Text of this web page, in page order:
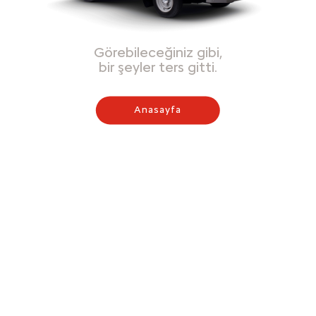
Görebileceğiniz gibi,
bir şeyler ters gitti.
Anasayfa